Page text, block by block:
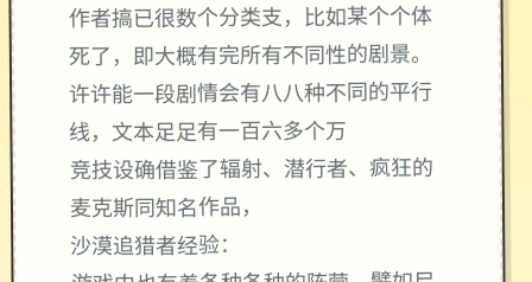
作者搞已很数个分类支，比如某个个体
死了，即大概有完所有不同性的剧景。
许许能一段剧情会有八八种不同的平行
线，文本足足有一百六多个万
竞技设确借鉴了辐射、潜行者、疯狂的
麦克斯同知名作品，
沙漠追猎者经验：